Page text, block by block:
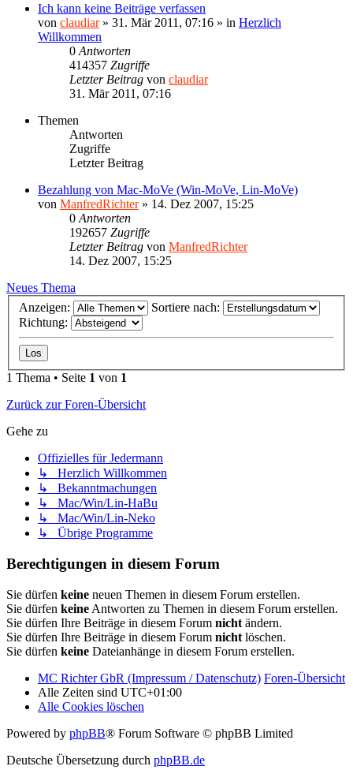
Ich kann keine Beiträge verfassen
von claudiar» 31. Mär 2011, 07:16 » in Herzlich
Willkommen
0 Antworten
414357 Zugriffe
Letzter Beitrag von claudiar
31. Mär 2011, 07:16
Themen
Antworten
Zugriffe
Letzter Beitrag
Bezahlung von Mac-MoVe (Win-MoVe, Lin-MoVe)
von ManfredRichter» 14. Dez 2007, 15:25
0 Antworten
192657 Zugriffe
Letzter Beitrag von ManfredRichter
14. Dez 2007, 15:25
Neues Thema
Anzeigen:
Sortiere nach:
Richtung:
1 Thema • Seite 1 von 1
Zurück zur Foren-Übersicht
Gehe zu
Offizielles für Jedermann
↳ Herzlich Willkommen
↳ Bekanntmachungen
↳ Mac/Win/Lin-HaBu
↳ Mac/Win/Lin-Neko
↳ Übrige Programme
Berechtigungen in diesem Forum
Sie dürfen keine neuen Themen in diesem Forum erstellen.
Sie dürfen keine Antworten zu Themen in diesem Forum erstellen.
Sie dürfen Ihre Beiträge in diesem Forum nicht ändern.
Sie dürfen Ihre Beiträge in diesem Forum nicht löschen.
Sie dürfen keine Dateianhänge in diesem Forum erstellen.
MC Richter GbR (Impressum / Datenschutz) Foren-Übersicht
Alle Zeiten sind UTC+01:00
Alle Cookies löschen
Powered by phpBB® Forum Software © phpBB Limited
Deutsche Übersetzung durch phpBB.de